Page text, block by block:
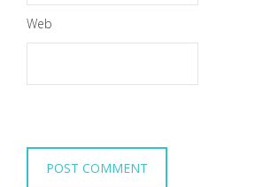
Web